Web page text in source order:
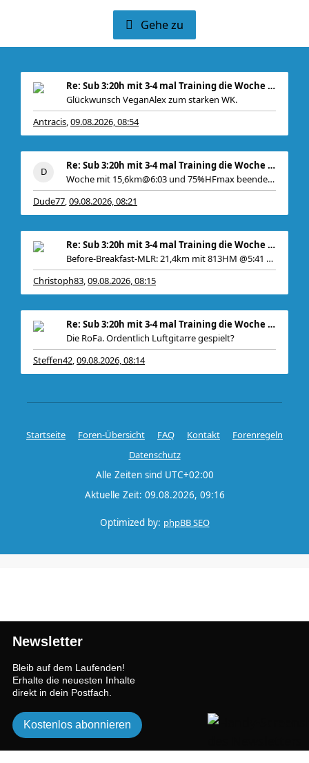
Gehe zu
Re: Sub 3:20h mit 3-4 mal Training die Woche machb
Glückwunsch VeganAlex zum starken WK.
Be
Antracis,09.08.2026, 08:54
Re: Sub 3:20h mit 3-4 mal Training die Woche machb
Woche mit 15,6km@6:03 und 75%HFmax beendet. Gepl
Dude77,09.08.2026, 08:21
Re: Sub 3:20h mit 3-4 mal Training die Woche machb
Before-Breakfast-MLR: 21,4km mit 813HM @5:41 70%
Christoph83,09.08.2026, 08:15
Re: Sub 3:20h mit 3-4 mal Training die Woche machb
Die RoFa. Ordentlich Luftgitarre gespielt?
Steffen42,09.08.2026, 08:14
Startseite Foren-Übersicht FAQ Kontakt
Forenregeln
Datenschutz
Alle Zeiten sind UTC+02:00
Aktuelle Zeit: 09.08.2026, 09:16
Optimized by: phpBB SEO
Newsletter
Bleib auf dem Laufenden!
Erhalte die neuesten Inhalte
direkt in dein Postfach.
Kostenlos abonnieren